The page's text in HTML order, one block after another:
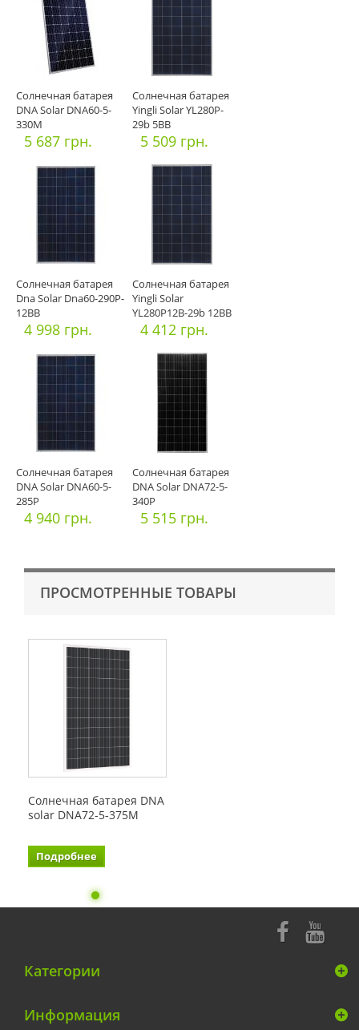
Солнечная батарея
DNA Solar DNA60-5-
330M
5 687 грн.
Солнечная батарея
Yingli Solar YL280P-
29b 5BB
5 509 грн.
Солнечная батарея
Dna Solar Dna60-290P-
12BB
4 998 грн.
Солнечная батарея
Yingli Solar
YL280P12B-29b 12BB
4 412 грн.
Солнечная батарея
DNA Solar DNA60-5-
285P
4 940 грн.
Солнечная батарея
DNA Solar DNA72-5-
340P
5 515 грн.
ПРОСМОТРЕННЫЕ ТОВАРЫ
Солнечная батарея DNA
solar DNA72-5-375M
Подробнее
Категории
Информация